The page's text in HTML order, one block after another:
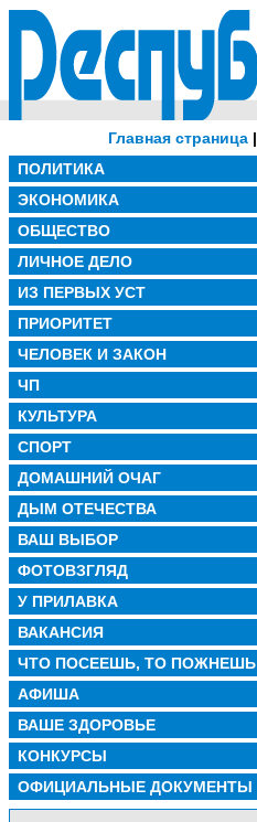
Главная страница |
ПОЛИТИКА
ЭКОНОМИКА
ОБЩЕСТВО
ЛИЧНОЕ ДЕЛО
ИЗ ПЕРВЫХ УСТ
ПРИОРИТЕТ
ЧЕЛОВЕК И ЗАКОН
ЧП
КУЛЬТУРА
СПОРТ
ДОМАШНИЙ ОЧАГ
ДЫМ ОТЕЧЕСТВА
ВАШ ВЫБОР
ФОТОВЗГЛЯД
У ПРИЛАВКА
ВАКАНСИЯ
ЧТО ПОСЕЕШЬ, ТО ПОЖНЕШЬ
АФИША
ВАШЕ ЗДОРОВЬЕ
КОНКУРСЫ
ОФИЦИАЛЬНЫЕ ДОКУМЕНТЫ